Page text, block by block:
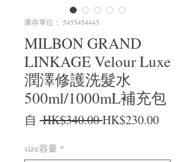
庫存單位： 5455454445
MILBON GRAND
LINKAGE Velour Luxe
潤澤修護洗髮水
500ml/1000mL補充包
自 HK$340.00 一般價格
HK$230.00促銷價
size容量 *